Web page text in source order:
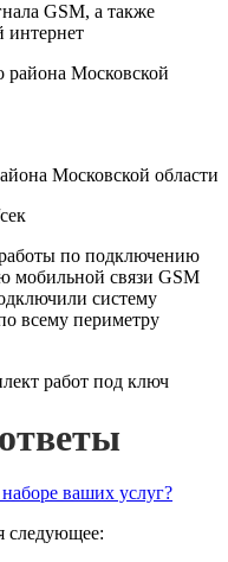
GSM, а также
интернет
Московской области
по подключению
мобильной связи GSM
систему
всему периметру
работ под ключ
ваших услуг?
следующее: